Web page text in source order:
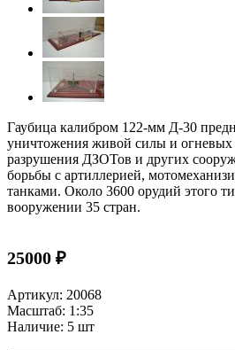
Гаубица калибром 122-мм Д-30
уничтожения живой силы и огневых
разрушения ДЗОТов и других
борьбы с артиллерией,
танками. Около 3600 орудий этого
вооружении 35 стран.
25000 ₽
Артикул: 20068
Масштаб: 1:35
Наличие: 5 шт